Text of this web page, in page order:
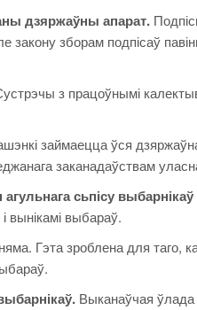
дзяржаўны апарат.
закону зборам подпісаў
з працоўнымі
займаецца ўся
заканадаўствам
сьпісу выбарнікаў
вынікамі выбараў.
Гэта зроблена для таго,
Выканаўчая